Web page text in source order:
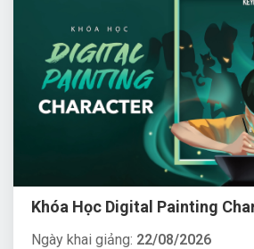
Khóa Học Digital Painting
Ngày khai giảng: 22/08/2026